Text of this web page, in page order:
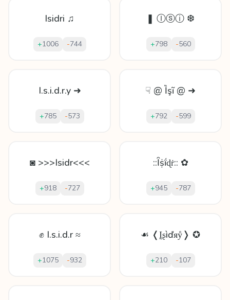
Isidri ♫
+1006 -744
❚ Ⓘⓢⓘ ❆
+798 -560
I.s.i.d.r.y ➜
+785 -573
☟ @ Ȉşĩ @ ➜
+792 -599
◙ >>>Isidr<<<
+918 -727
::Ȋṩḯɖṙ:: ✿
+945 -787
✊ I.s.i.d.r ≈
+1075 -932
☙ ❬Ḭʂìďᴙẙ❭ ✪
+210 -107